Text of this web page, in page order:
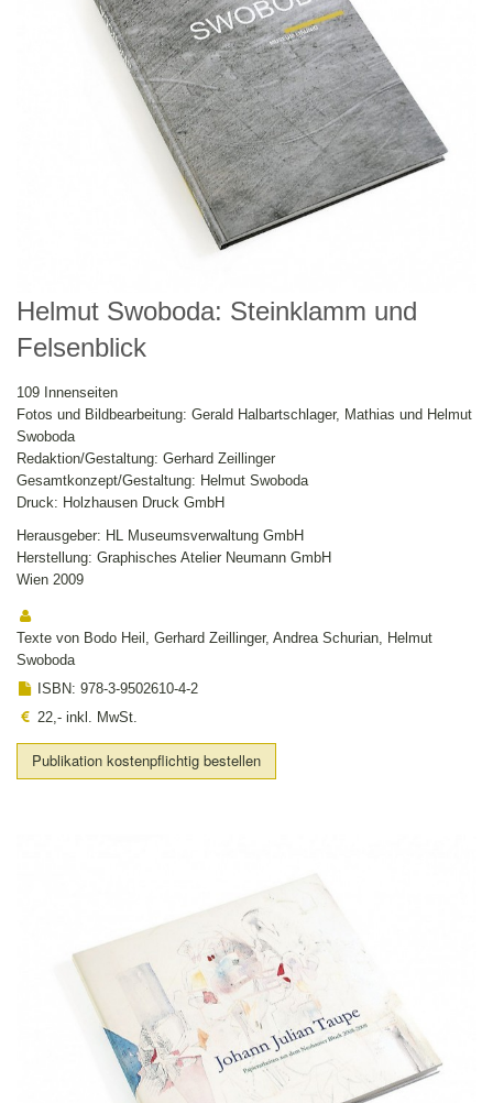
Helmut Swoboda: Steinklamm und
Felsenblick
109 Innenseiten
Fotos und Bildbearbeitung: Gerald Halbartschlager, Mathias und Helmut
Swoboda
Redaktion/Gestaltung: Gerhard Zeillinger
Gesamtkonzept/Gestaltung: Helmut Swoboda
Druck: Holzhausen Druck GmbH
Herausgeber: HL Museumsverwaltung GmbH
Herstellung: Graphisches Atelier Neumann GmbH
Wien 2009
Texte von Bodo Heil, Gerhard Zeillinger, Andrea Schurian, Helmut
Swoboda
ISBN: 978-3-9502610-4-2
22,- inkl. MwSt.
Publikation kostenpflichtig bestellen